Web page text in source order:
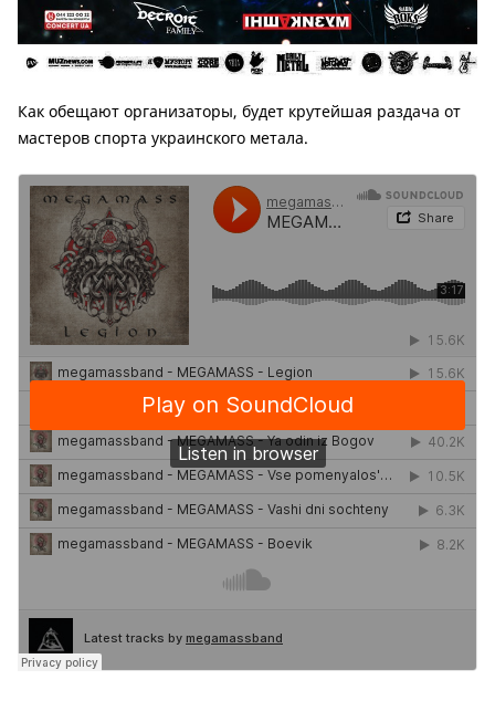
Как обещают организаторы, будет крутейшая раздача от
мастеров спорта украинского метала.